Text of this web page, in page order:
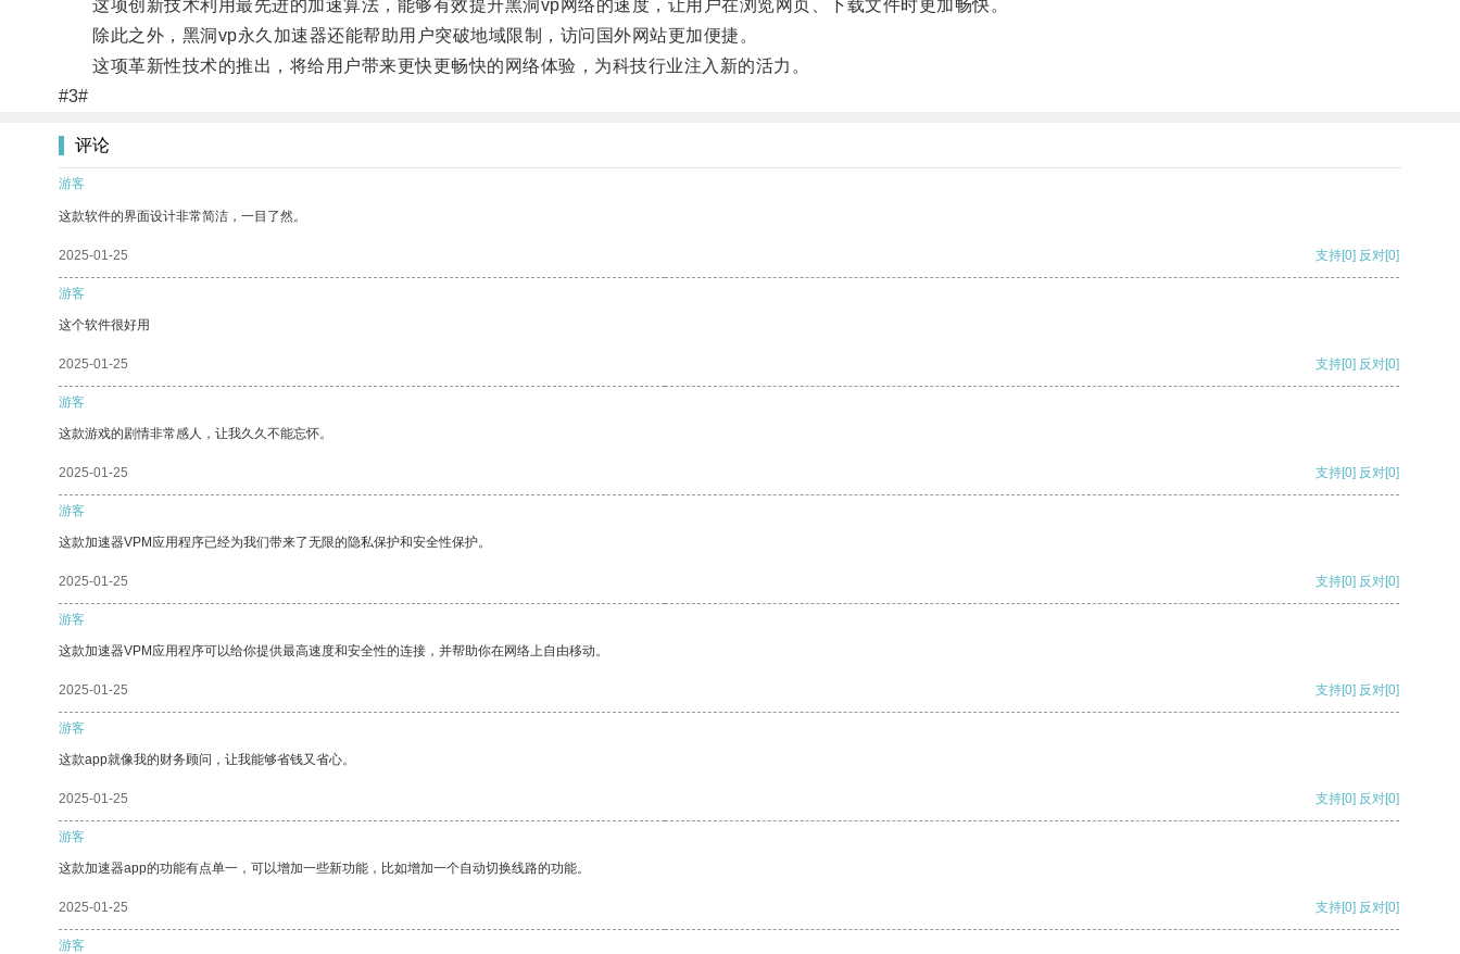
这项创新技术利用最先进的加速算法，能够有效提升黑洞vp网络的速度，让用户在浏览网页、下载文件时更加畅快。
除此之外，黑洞vp永久加速器还能帮助用户突破地域限制，访问国外网站更加便捷。
这项革新性技术的推出，将给用户带来更快更畅快的网络体验，为科技行业注入新的活力。
#3#
评论
游客
这款软件的界面设计非常简洁，一目了然。
2025-01-25 支持[0] 反对[0]
游客
这个软件很好用
2025-01-25 支持[0] 反对[0]
游客
这款游戏的剧情非常感人，让我久久不能忘怀。
2025-01-25 支持[0] 反对[0]
游客
这款加速器VPM应用程序已经为我们带来了无限的隐私保护和安全性保护。
2025-01-25 支持[0] 反对[0]
游客
这款加速器VPM应用程序可以给你提供最高速度和安全性的连接，并帮助你在网络上自由移动。
2025-01-25 支持[0] 反对[0]
游客
这款app就像我的财务顾问，让我能够省钱又省心。
2025-01-25 支持[0] 反对[0]
游客
这款加速器app的功能有点单一，可以增加一些新功能，比如增加一个自动切换线路的功能。
2025-01-25 支持[0] 反对[0]
游客